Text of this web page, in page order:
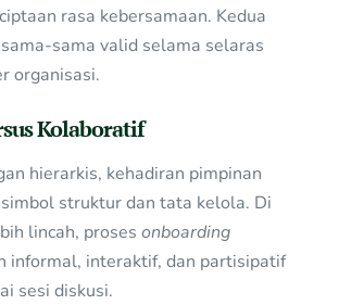
rasa kebersamaan. Kedua
sama valid selama selaras
organisasi.
Kolaboratif
hierarkis, kehadiran pimpinan
struktur dan tata kelola. Di
lincah, prosesonboarding
informal, interaktif, dan partisipatif
sesi diskusi.